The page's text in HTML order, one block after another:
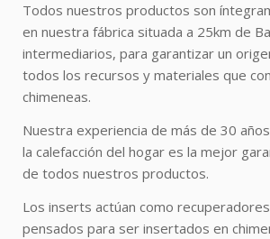
Todos nuestros productos son
en nuestra fábrica situada a 25km de
intermediarios, para garantizar un
todos los recursos y materiales que
chimeneas.
Nuestra experiencia de más de 30
la calefacción del hogar es la mejor
de todos nuestros productos.
Los inserts actúan como
pensados para ser insertados en